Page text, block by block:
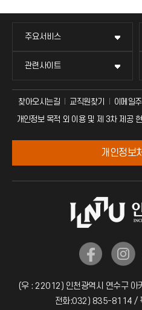
주요서비스
관련사이트
찾아오시는길 교직원찾기 이메일
개인정보 목적 외 이용 및 제 3차 제공
개인정보
(우 : 22012) 인천광역시 연수구 아
전화:032) 835-8114 /